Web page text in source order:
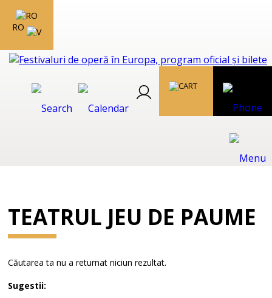
RO
TEATRUL JEU DE PAUME
Căutarea ta nu a returnat niciun rezultat.
Sugestii: